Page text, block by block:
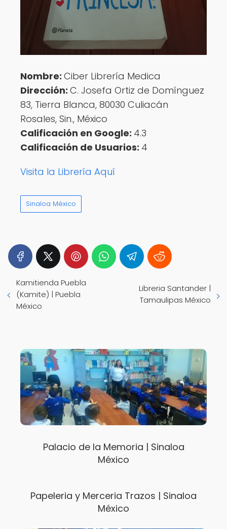
Nombre: Ciber Librería Medica
Dirección: C. Josefa Ortiz de Domínguez
83, Tierra Blanca, 80030 Culiacán
Rosales, Sin., México
Calificación en Google: 4.3
Calificación de Usuarios: 4
Visita la Librería Aquí
Sinaloa México
Kamitienda Puebla
(Kamite) | Puebla
México
Libreria Santander |
Tamaulipas México
Palacio de la Memoria | Sinaloa
México
Papeleria y Merceria Trazos | Sinaloa
México